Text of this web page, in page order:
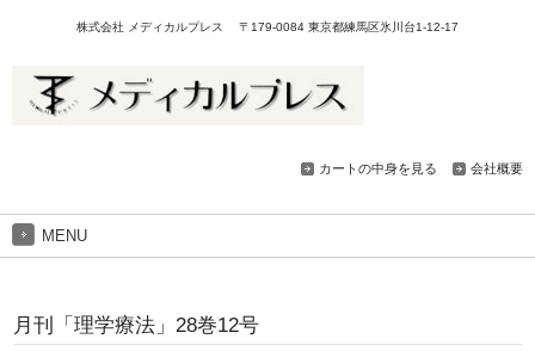
株式会社 メディカルプレス 〒179-0084 東京都練馬区氷川台1-12-17
カートの中身を見る 会社概要
MENU
月刊「理学療法」28巻12号